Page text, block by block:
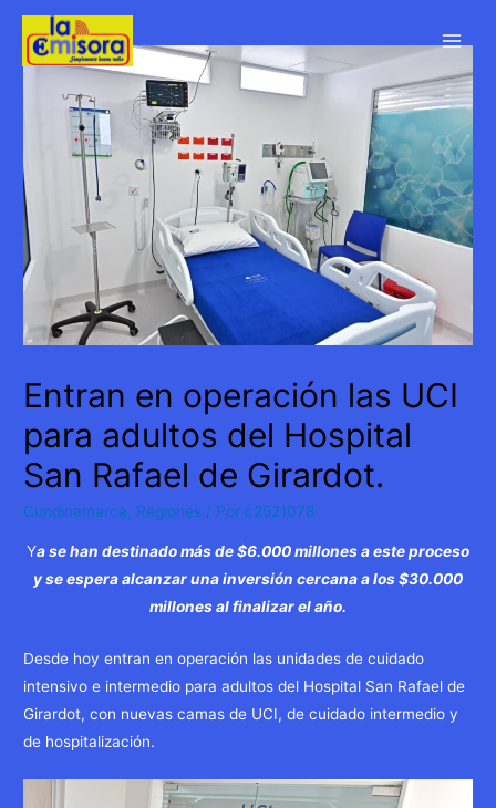
contenido
Entran en operación las UCI
para adultos del Hospital
San Rafael de Girardot.
Cundinamarca Regiones / Por c2521078
Ya se han destinado más de $6.000 millones a este proceso
y se espera alcanzar una inversión cercana a los $30.000
millones al finalizar el año.
Desde hoy entran en operación las unidades de cuidado
intensivo e intermedio para adultos del Hospital San Rafael de
Girardot, con nuevas camas de UCI, de cuidado intermedio y
de hospitalización.